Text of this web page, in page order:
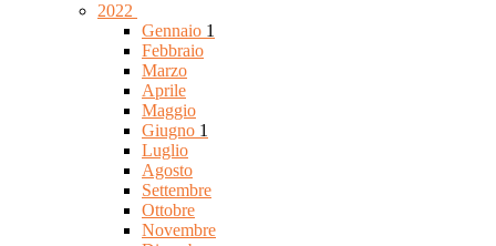
2022
Gennaio 1
Febbraio
Marzo
Aprile
Maggio
Giugno 1
Luglio
Agosto
Settembre
Ottobre
Novembre